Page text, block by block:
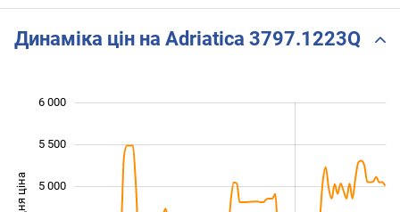
Динаміка цін на Adriatica 3797.1223Q
5 000
5 500
6 000